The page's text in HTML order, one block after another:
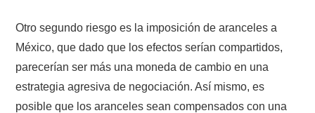
Otro segundo riesgo es la imposición de aranceles a
México, que dado que los efectos serían compartidos,
parecerían ser más una moneda de cambio en una
estrategia agresiva de negociación. Así mismo, es
posible que los aranceles sean compensados con una